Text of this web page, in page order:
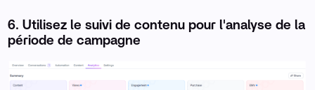
6. Utilisez le suivi de contenu pour l'analyse de la
période de campagne